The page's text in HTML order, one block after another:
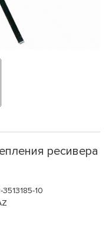
ресивера
3513185-10